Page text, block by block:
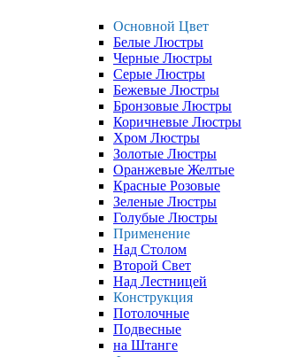
Основной Цвет
Белые Люстры
Черные Люстры
Серые Люстры
Бежевые Люстры
Бронзовые Люстры
Коричневые Люстры
Хром Люстры
Золотые Люстры
Оранжевые Желтые
Красные Розовые
Зеленые Люстры
Голубые Люстры
Применение
Над Столом
Второй Свет
Над Лестницей
Конструкция
Потолочные
Подвесные
на Штанге